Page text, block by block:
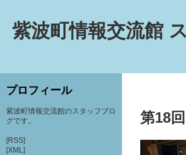
紫波町情報交流館
第18
プロフィール
紫波町情報交流館のスタッフブロ
グです。
[RSS]
[XML]